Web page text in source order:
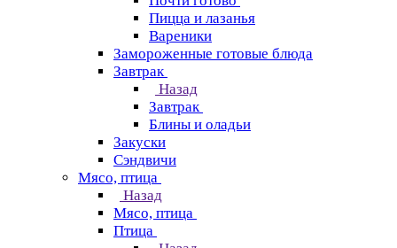
Пицца и лазанья
Вареники
Замороженные готовые блюда
Завтрак
Назад
Завтрак
Блины и оладьи
Закуски
Сэндвичи
Мясо, птица
Назад
Мясо, птица
Птица